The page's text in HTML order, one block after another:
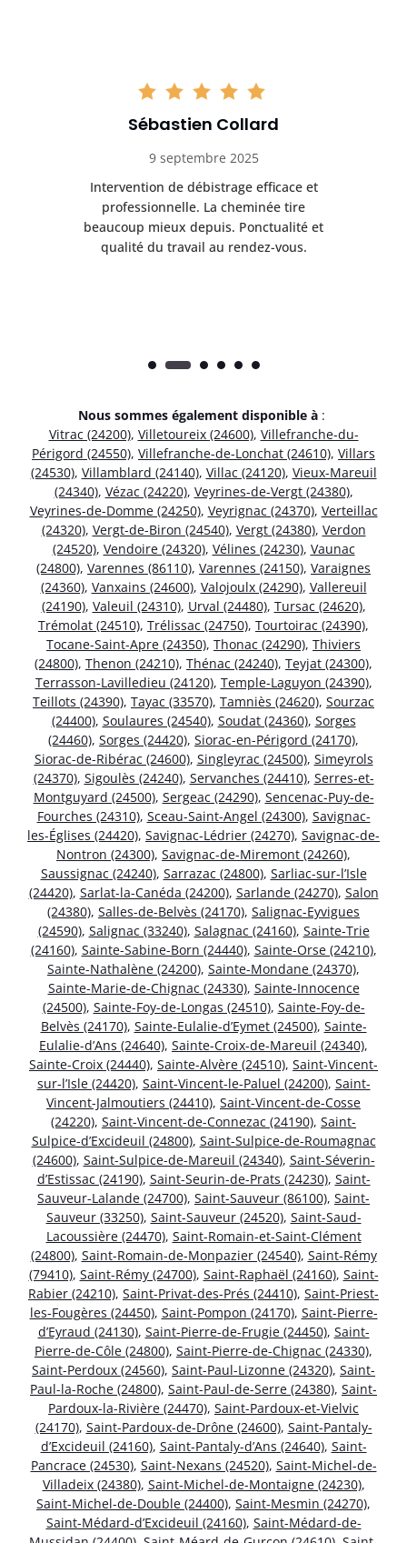
Sébastien Collard
9 septembre 2025
Intervention de débistrage efficace et
professionnelle. La cheminée tire
beaucoup mieux depuis. Ponctualité et
qualité du travail au rendez-vous.
Nous sommes également disponible à :
Vitrac (24200), Villetoureix (24600), Villefranche-du-
Périgord (24550), Villefranche-de-Lonchat (24610), Villars
(24530), Villamblard (24140), Villac (24120), Vieux-Mareuil
(24340), Vézac (24220), Veyrines-de-Vergt (24380),
Veyrines-de-Domme (24250), Veyrignac (24370), Verteillac
(24320), Vergt-de-Biron (24540), Vergt (24380), Verdon
(24520), Vendoire (24320), Vélines (24230), Vaunac
(24800), Varennes (86110), Varennes (24150), Varaignes
(24360), Vanxains (24600), Valojoulx (24290), Vallereuil
(24190), Valeuil (24310), Urval (24480), Tursac (24620),
Trémolat (24510), Trélissac (24750), Tourtoirac (24390),
Tocane-Saint-Apre (24350), Thonac (24290), Thiviers
(24800), Thenon (24210), Thénac (24240), Teyjat (24300),
Terrasson-Lavilledieu (24120), Temple-Laguyon (24390),
Teillots (24390), Tayac (33570), Tamniès (24620), Sourzac
(24400), Soulaures (24540), Soudat (24360), Sorges
(24460), Sorges (24420), Siorac-en-Périgord (24170),
Siorac-de-Ribérac (24600), Singleyrac (24500), Simeyrols
(24370), Sigoulès (24240), Servanches (24410), Serres-et-
Montguyard (24500), Sergeac (24290), Sencenac-Puy-de-
Fourches (24310), Sceau-Saint-Angel (24300), Savignac-
les-Églises (24420), Savignac-Lédrier (24270), Savignac-de-
Nontron (24300), Savignac-de-Miremont (24260),
Saussignac (24240), Sarrazac (24800), Sarliac-sur-l’Isle
(24420), Sarlat-la-Canéda (24200), Sarlande (24270), Salon
(24380), Salles-de-Belvès (24170), Salignac-Eyvigues
(24590), Salignac (33240), Salagnac (24160), Sainte-Trie
(24160), Sainte-Sabine-Born (24440), Sainte-Orse (24210),
Sainte-Nathalène (24200), Sainte-Mondane (24370),
Sainte-Marie-de-Chignac (24330), Sainte-Innocence
(24500), Sainte-Foy-de-Longas (24510), Sainte-Foy-de-
Belvès (24170), Sainte-Eulalie-d’Eymet (24500), Sainte-
Eulalie-d’Ans (24640), Sainte-Croix-de-Mareuil (24340),
Sainte-Croix (24440), Sainte-Alvère (24510), Saint-Vincent-
sur-l’Isle (24420), Saint-Vincent-le-Paluel (24200), Saint-
Vincent-Jalmoutiers (24410), Saint-Vincent-de-Cosse
(24220), Saint-Vincent-de-Connezac (24190), Saint-
Sulpice-d’Excideuil (24800), Saint-Sulpice-de-Roumagnac
(24600), Saint-Sulpice-de-Mareuil (24340), Saint-Séverin-
d’Estissac (24190), Saint-Seurin-de-Prats (24230), Saint-
Sauveur-Lalande (24700), Saint-Sauveur (86100), Saint-
Sauveur (33250), Saint-Sauveur (24520), Saint-Saud-
Lacoussière (24470), Saint-Romain-et-Saint-Clément
(24800), Saint-Romain-de-Monpazier (24540), Saint-Rémy
(79410), Saint-Rémy (24700), Saint-Raphaël (24160), Saint-
Rabier (24210), Saint-Privat-des-Prés (24410), Saint-Priest-
les-Fougères (24450), Saint-Pompon (24170), Saint-Pierre-
d’Eyraud (24130), Saint-Pierre-de-Frugie (24450), Saint-
Pierre-de-Côle (24800), Saint-Pierre-de-Chignac (24330),
Saint-Perdoux (24560), Saint-Paul-Lizonne (24320), Saint-
Paul-la-Roche (24800), Saint-Paul-de-Serre (24380), Saint-
Pardoux-la-Rivière (24470), Saint-Pardoux-et-Vielvic
(24170), Saint-Pardoux-de-Drône (24600), Saint-Pantaly-
d’Excideuil (24160), Saint-Pantaly-d’Ans (24640), Saint-
Pancrace (24530), Saint-Nexans (24520), Saint-Michel-de-
Villadeix (24380), Saint-Michel-de-Montaigne (24230),
Saint-Michel-de-Double (24400), Saint-Mesmin (24270),
Saint-Médard-d’Excideuil (24160), Saint-Médard-de-